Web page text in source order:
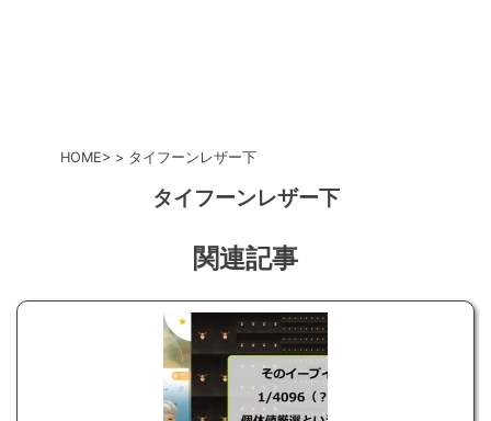
HOME タイフーンレザー下
タイフーンレザー下
関連記事